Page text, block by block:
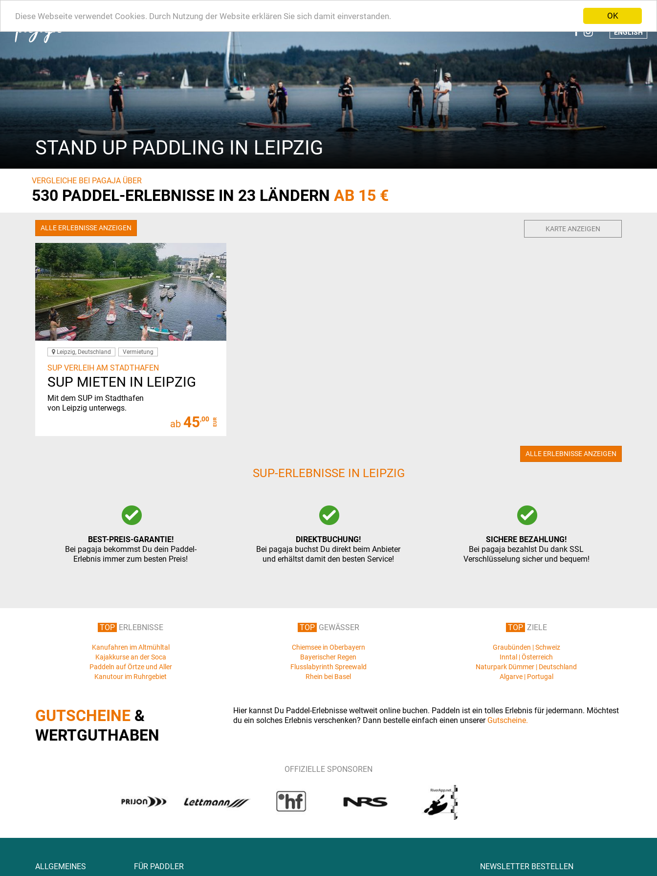
OK
Diese Webseite verwendet Cookies. Durch Nutzung der Website erklären Sie sich damit einverstanden.
ANBIETER WERDEN HOME
ENGLISH
STAND UP PADDLING IN LEIPZIG
VERGLEICHE BEI PAGAJA ÜBER
530 PADDEL-ERLEBNISSE IN 23 LÄNDERN AB 15 €
ALLE ERLEBNISSE ANZEIGEN KARTE ANZEIGEN
Leipzig, Deutschland Vermietung
SUP VERLEIH AM STADTHAFEN
SUP MIETEN IN LEIPZIG
Mit dem SUP im Stadthafen
von Leipzig unterwegs.
ab 45,00 EUR
ALLE ERLEBNISSE ANZEIGEN
SUP-ERLEBNISSE IN LEIPZIG
BEST-PREIS-GARANTIE!
Bei pagaja bekommst Du dein Paddel-
Erlebnis immer zum besten Preis!
DIREKTBUCHUNG!
Bei pagaja buchst Du direkt beim Anbieter
und erhältst damit den besten Service!
SICHERE BEZAHLUNG!
Bei pagaja bezahlst Du dank SSL
Verschlüsselung sicher und bequem!
TOP ERLEBNISSE
Kanufahren im Altmühltal
Kajakkurse an der Soca
Paddeln auf Örtze und Aller
Kanutour im Ruhrgebiet
TOP GEWÄSSER
Chiemsee in Oberbayern
Bayerischer Regen
Flusslabyrinth Spreewald
Rhein bei Basel
TOP ZIELE
Graubünden | Schweiz
Inntal | Österreich
Naturpark Dümmer | Deutschland
Algarve | Portugal
GUTSCHEINE &
WERTGUTHABEN
Hier kannst Du Paddel-Erlebnisse weltweit online buchen. Paddeln ist ein tolles Erlebnis für jedermann. Möchtest
du ein solches Erlebnis verschenken? Dann bestelle einfach einen unserer Gutscheine.
OFFIZIELLE SPONSOREN
ALLGEMEINES FÜR PADDLER NEWSLETTER BESTELLEN